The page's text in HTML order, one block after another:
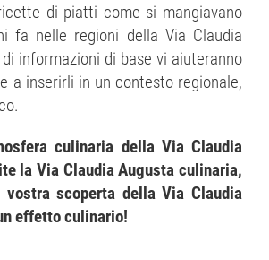
di piatti come si mangiavano
fa nelle regioni della Via Claudia
informazioni di base vi aiuteranno
a inserirli in un contesto regionale,
culinaria della Via Claudia
la Via Claudia Augusta culinaria,
vostra scoperta della Via Claudia
effetto culinario!